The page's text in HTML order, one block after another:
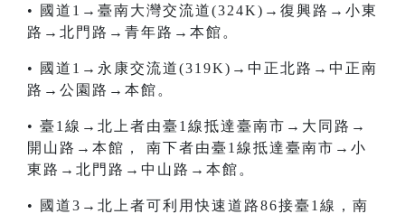
• 國道1→臺南大灣交流道(324K)→復興路→小東
路→北門路→青年路→本館。
• 國道1→永康交流道(319K)→中正北路→中正南
路→公園路→本館。
• 臺1線→北上者由臺1線抵達臺南市→大同路→
開山路→本館， 南下者由臺1線抵達臺南市→小
東路→北門路→中山路→本館。
• 國道3→北上者可利用快速道路86接臺1線，南